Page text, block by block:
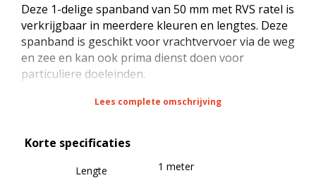
Deze 1-delige spanband van 50 mm met RVS ratel is
verkrijgbaar in meerdere kleuren en lengtes. Deze
spanband is geschikt voor vrachtvervoer via de weg
en zee en kan ook prima dienst doen voor
particuliere doeleinden.
De spanband heeft een sterkte van 4000 daN bij
daN (STF) bij kracht zekeren (neerbinden). De
spanband is voorzien van een RVS ratel met een
maximale belasting van 2000 daN en een sterkte
Lees complete omschrijving
Korte specificaties
Lengte 1 meter